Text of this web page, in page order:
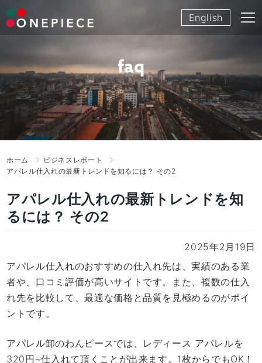
Skip
to
English
faq
ホーム
ビジネスレポート
アパレル仕入れの最新トレンドを知るには？ その2
アパレル仕入れの最新トレンドを知
るには？ その2
2025年2月19日
アパレル仕入れのおすすめの仕入れ先は、実績のある業
者や、口コミ評価が高いサイトです。また、複数の仕入
れ先を比較して、最適な価格と品質を見極めるのがポイ
ントです。
アパレル卸のわんピースでは、レディース アパレルを
320円~仕入れて頂くことが出来ます。1枚からでもOK！